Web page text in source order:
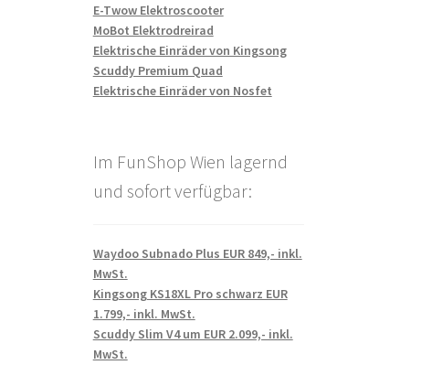
E-Twow Elektroscooter
MoBot Elektrodreirad
Elektrische Einräder von Kingsong
Scuddy Premium Quad
Elektrische Einräder von Nosfet
Im FunShop Wien lagernd
und sofort verfügbar:
Waydoo Subnado Plus EUR 849,- inkl.
MwSt.
Kingsong KS18XL Pro schwarz EUR
1.799,- inkl. MwSt.
Scuddy Slim V4 um EUR 2.099,- inkl.
MwSt.